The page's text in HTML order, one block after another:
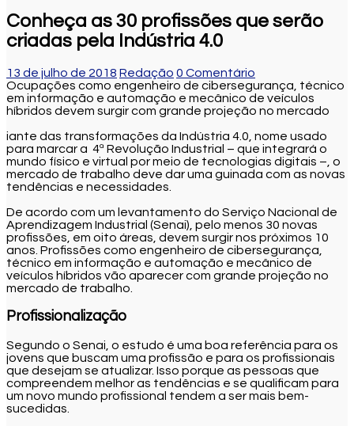
Conheça as 30 profissões que serão
criadas pela Indústria 4.0
13 de julho de 2018 Redação 0 Comentário
Ocupações como engenheiro de cibersegurança, técnico
em informação e automação e mecânico de veículos
híbridos devem surgir com grande projeção no mercado
iante das transformações da Indústria 4.0, nome usado
para marcar a 4ª Revolução Industrial – que integrará o
mundo físico e virtual por meio de tecnologias digitais –, o
mercado de trabalho deve dar uma guinada com as novas
tendências e necessidades.
De acordo com um levantamento do Serviço Nacional de
Aprendizagem Industrial (Senai), pelo menos 30 novas
profissões, em oito áreas, devem surgir nos próximos 10
anos. Profissões como engenheiro de cibersegurança,
técnico em informação e automação e mecânico de
veículos híbridos vão aparecer com grande projeção no
mercado de trabalho.
Profissionalização
Segundo o Senai, o estudo é uma boa referência para os
jovens que buscam uma profissão e para os profissionais
que desejam se atualizar. Isso porque as pessoas que
compreendem melhor as tendências e se qualificam para
um novo mundo profissional tendem a ser mais bem-
sucedidas.